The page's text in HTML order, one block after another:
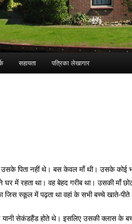
सहायता पत्रिका लेखागार
पिता नहीं थे। बस केवल माँ थी। उसके कोई
में रहता था। वह बेहद गरीब था। उसकी माँ
जिस स्कूल में पढ़ता था वहां के सभी बच्चे खाते-
यानी सेकंडहैंड होते थे। इसलिए उसकी क्लास के